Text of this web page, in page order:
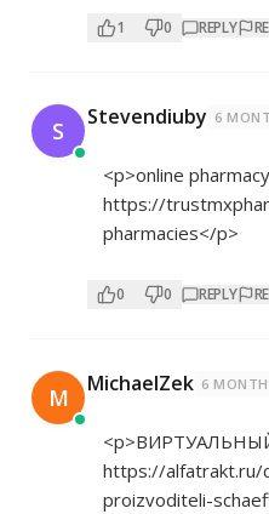
1 0 REPLY
S Stevendiuby 6
<p>online
https://
pharmacies</p>
0 0 REPLY
M MichaelZek 6
https://alfatrakt.ru/
proizvoditeli-